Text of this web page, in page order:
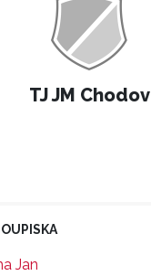
TJ JM Chodov
Jan